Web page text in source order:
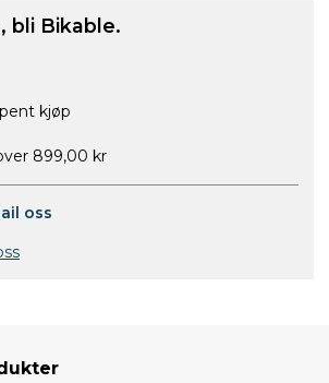
bli Bikable.
kjøp
899,00 kr
oss